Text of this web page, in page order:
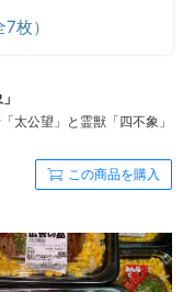
枚）
太公望」と霊獣「四不象」
この商品を購入